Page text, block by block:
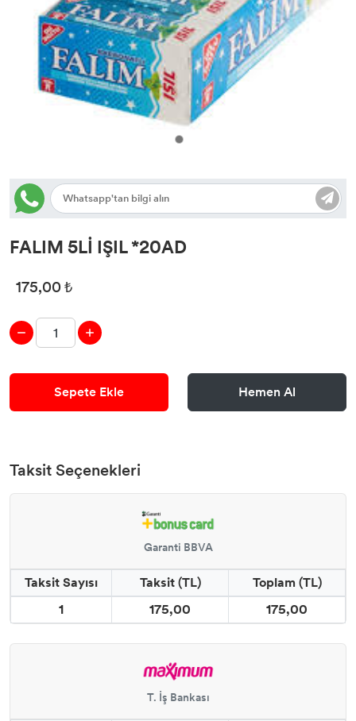
FALIM 5Lİ IŞIL *20AD
175,00 ₺
Sepete Ekle Hemen Al
Taksit Seçenekleri
Garanti BBVA
Taksit Sayısı Taksit (TL)
Toplam (TL)
1
175,00 175,00
T. İş Bankası